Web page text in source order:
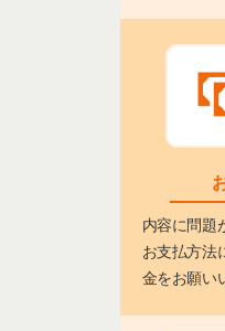
内容に問題
お支払方法
金をお願い